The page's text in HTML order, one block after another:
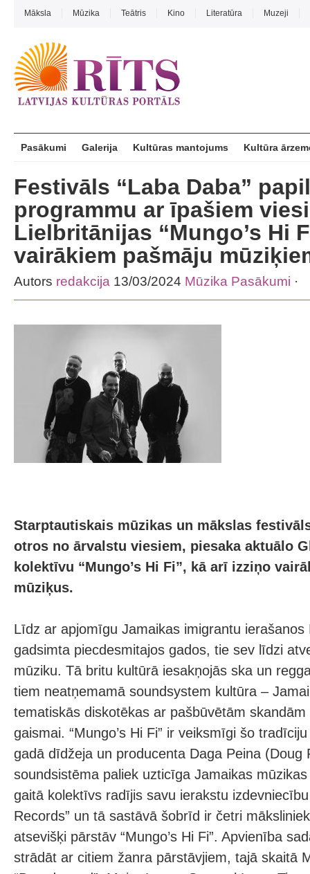
Māksla Mūzika Teātris Kino Literatūra Muzeji
Pasākumi Galerija Kultūras mantojums Kultūra
Festivāls “Laba Daba”
programmu ar īpašiem
Lielbritānijas “Mungo’s Hi
vairākiem pašmāju
Autors redakcija 13/03/2024 Mūzika Pasākumi ·
Starptautiskais mūzikas un mākslas
otros no ārvalstu viesiem, piesaka aktuālo
kolektīvu “Mungo’s Hi Fi”, kā arī izziņo
mūziķus.
Līdz ar apjomīgu Jamaikas imigrantu ierašanos
gadsimta piecdesmitajos gados, tie sev līdzi
mūziku. Tā britu kultūrā iesakņojās ska un
tiem neatņemamā soundsystem kultūra –
tematiskās diskotēkas ar pašbūvētām
gaismai. “Mungo’s Hi Fi” ir veiksmīgi šo
gadā dīdžeja un producenta Daga Peina (Doug
soundsistēma paliek uzticīga Jamaikas
gaitā kolektīvs radījis savu ierakstu
Records” un tā sastāvā šobrīd ir četri
atsevišķi pārstāv “Mungo’s Hi Fi”. Apvienība
strādāt ar citiem žanra pārstāvjiem, tajā skaitā